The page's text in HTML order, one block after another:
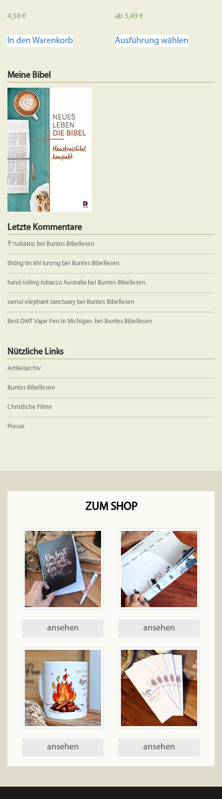
4,50€
In den Warenkorb
ab 3,49€
Ausführung wählen
Meine Bibel
Letzte Kommentare
ร้านต่อผม bei Buntes Bibellesen
thông tin khí tượng bei Buntes Bibellesen
hand rolling tobacco Australia bei Buntes Bibellesen
samui elephant sanctuary bei Buntes Bibellesen
Best DMT Vape Pen In Michigan. bei Buntes Bibellesen
Nützliche Links
Artikelarchiv
Buntes Bibellesen
Christliche Filme
Presse
ZUM SHOP
ansehen ansehen
ansehen ansehen